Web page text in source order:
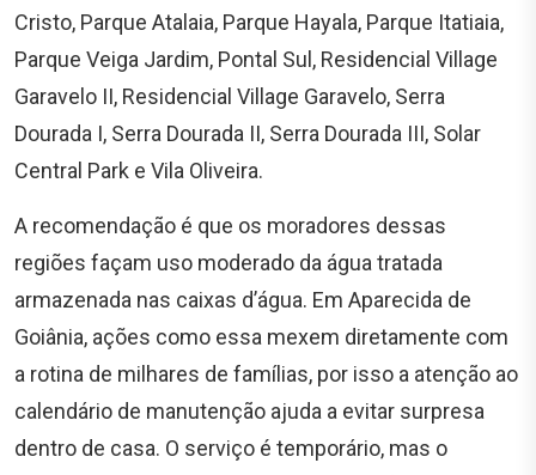
Cristo, Parque Atalaia, Parque Hayala, Parque Itatiaia,
Parque Veiga Jardim, Pontal Sul, Residencial Village
Garavelo II, Residencial Village Garavelo, Serra
Dourada I, Serra Dourada II, Serra Dourada III, Solar
Central Park e Vila Oliveira.
A recomendação é que os moradores dessas
regiões façam uso moderado da água tratada
armazenada nas caixas d’água. Em Aparecida de
Goiânia, ações como essa mexem diretamente com
a rotina de milhares de famílias, por isso a atenção ao
calendário de manutenção ajuda a evitar surpresa
dentro de casa. O serviço é temporário, mas o